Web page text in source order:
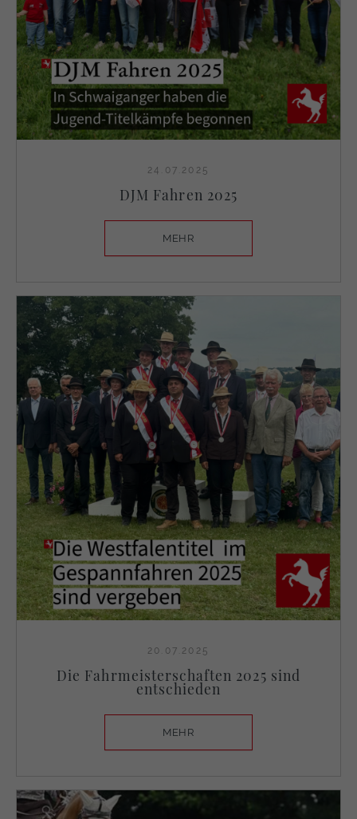
24.07.2025
DJM Fahren 2025
MEHR
20.07.2025
Die Fahrmeisterschaften 2025 sind
entschieden
MEHR